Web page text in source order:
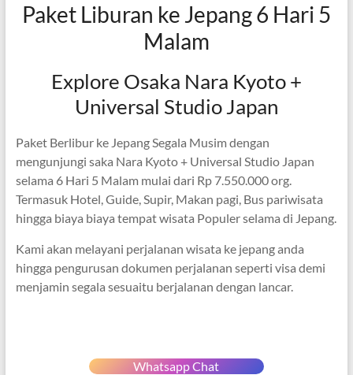
Paket Liburan ke Jepang 6 Hari 5
Malam
Explore Osaka Nara Kyoto +
Universal Studio Japan
Paket Berlibur ke Jepang Segala Musim dengan
mengunjungi saka Nara Kyoto + Universal Studio Japan
selama 6 Hari 5 Malam mulai dari Rp 7.550.000 org.
Termasuk Hotel, Guide, Supir, Makan pagi, Bus pariwisata
hingga biaya biaya tempat wisata Populer selama di Jepang.
Kami akan melayani perjalanan wisata ke jepang anda
hingga pengurusan dokumen perjalanan seperti visa demi
menjamin segala sesuaitu berjalanan dengan lancar.
Whatsapp Chat